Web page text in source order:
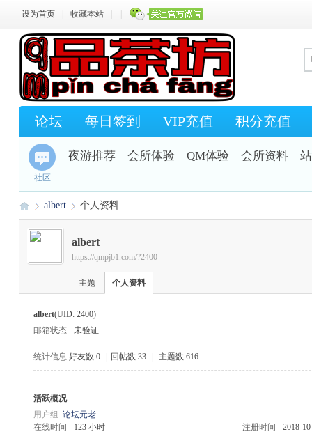
设为首页 收藏本站
论坛 每日签到 VIP充值 积分充值
社区
夜游推荐 会所体验 QM体验 会所资料
›
albert 个人资料
albert
https://qmpjb1.com/?2400
主题 个人资料
albert(UID: 2400)
邮箱状态
未验证
统计信息 好友数 0 回帖数 33 主题数 616
活跃概况
用户组 论坛元老
在线时间
123 小时 注册时间
2018-